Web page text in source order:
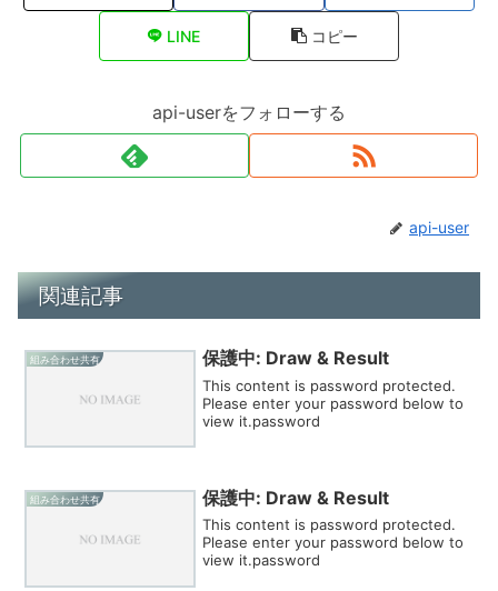
LINE コピー
api-userをフォローする
api-user
関連記事
組み合わせ共有 保護中: Draw & Result
This content is password protected.
Please enter your password below to
view it.password
組み合わせ共有 保護中: Draw & Result
This content is password protected.
Please enter your password below to
view it.password